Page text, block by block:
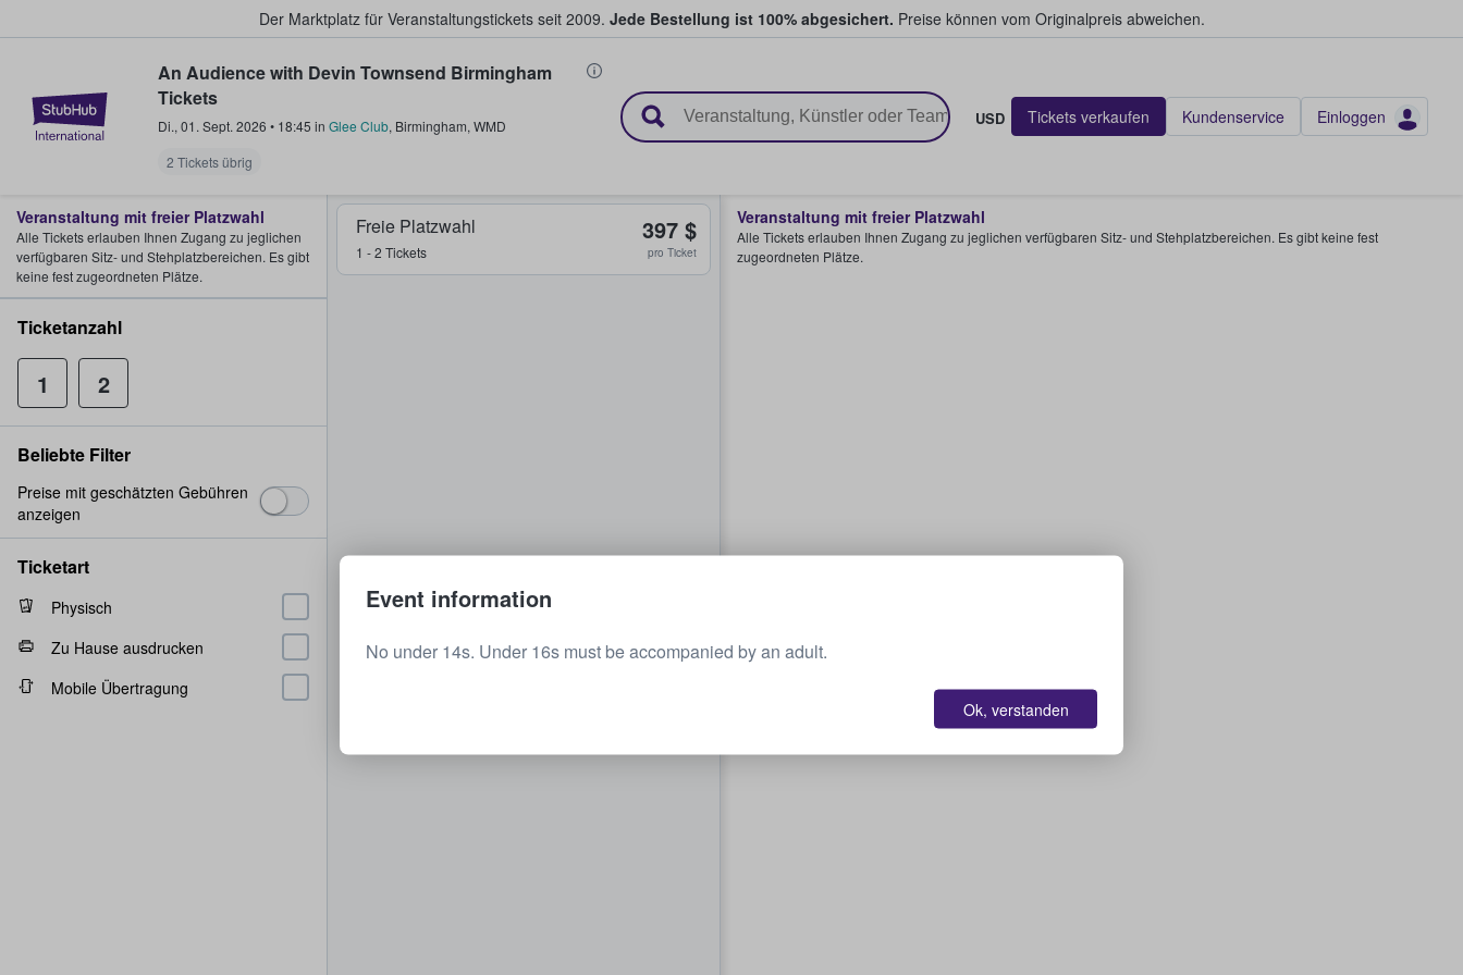
Der Marktplatz für Veranstaltungstickets seit 2009. Jede Bestellung ist 100% abgesichert. Preise können vom Originalpreis abweichen.
StubHub - Wo Fans Tickets kaufen & verkaufen
An Audience with Devin Townsend Birmingham
Tickets
Di., 01. Sept. 2026 • 18:45 in Glee Club, Birmingham, WMD
2 Tickets übrig
USD Tickets verkaufen Kundenservice Einloggen
Freie Platzwahl
1 - 2 Tickets
397 $
pro Ticket
Veranstaltung mit freier Platzwahl
Alle Tickets erlauben Ihnen Zugang zu jeglichen verfügbaren Sitz- und Stehplatzbereichen. Es gibt keine fest
zugeordneten Plätze.
Veranstaltung mit freier Platzwahl
Alle Tickets erlauben Ihnen Zugang zu jeglichen
verfügbaren Sitz- und Stehplatzbereichen. Es gibt
keine fest zugeordneten Plätze.
Ticketanzahl
1 2
Beliebte Filter
Preise mit geschätzten Gebühren
anzeigen
Ticketart
Physisch
Zu Hause ausdrucken
Mobile Übertragung
Event information
No under 14s. Under 16s must be accompanied by an adult.
Ok, verstanden